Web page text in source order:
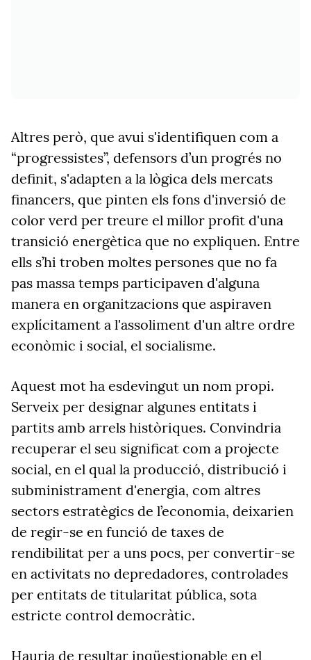
Altres però, que avui s'identifiquen com a
“progressistes”, defensors d’un progrés no
definit, s'adapten a la lògica dels mercats
financers, que pinten els fons d'inversió de
color verd per treure el millor profit d'una
transició energètica que no expliquen. Entre
ells s’hi troben moltes persones que no fa
pas massa temps participaven d'alguna
manera en organitzacions que aspiraven
explícitament a l'assoliment d'un altre ordre
econòmic i social, el socialisme.
Aquest mot ha esdevingut un nom propi.
Serveix per designar algunes entitats i
partits amb arrels històriques. Convindria
recuperar el seu significat com a projecte
social, en el qual la producció, distribució i
subministrament d'energia, com altres
sectors estratègics de l’economia, deixarien
de regir-se en funció de taxes de
rendibilitat per a uns pocs, per convertir-se
en activitats no depredadores, controlades
per entitats de titularitat pública, sota
estricte control democràtic.
Hauria de resultar inqüestionable en el